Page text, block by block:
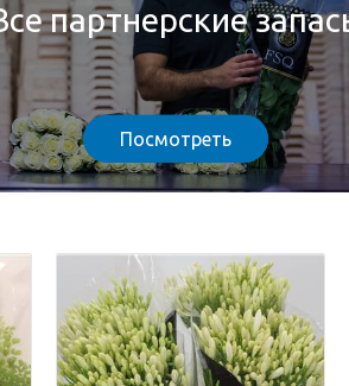
партнерские
Посмотреть